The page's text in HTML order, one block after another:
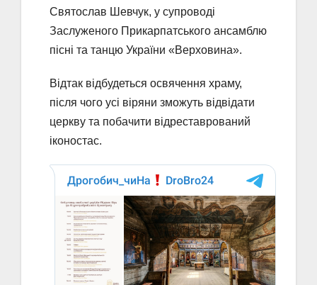
Святослав Шевчук, у супроводі
Заслуженого Прикарпатського ансамблю
пісні та танцю України «Верховина».
Відтак відбудеться освячення храму,
після чого усі віряни зможуть відвідати
церкву та побачити відреставрований
іконостас.